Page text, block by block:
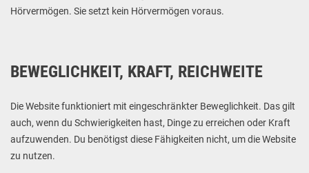
Hörvermögen. Sie setzt kein Hörvermögen voraus.
BEWEGLICHKEIT, KRAFT, REICHWEITE
Die Website funktioniert mit eingeschränkter Beweglichkeit. Das gilt
auch, wenn du Schwierigkeiten hast, Dinge zu erreichen oder Kraft
aufzuwenden. Du benötigst diese Fähigkeiten nicht, um die Website
zu nutzen.